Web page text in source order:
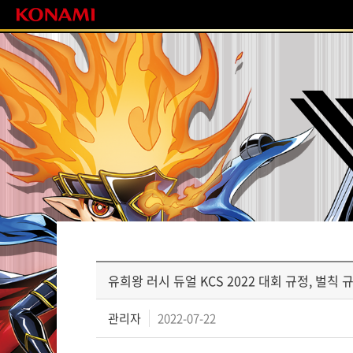
유희왕 러시 듀얼 KCS 2022 대회 규정, 벌칙
관리자 2022-07-22